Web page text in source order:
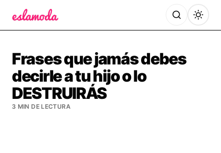
Frases que jamás debes
decirle a tu hijo o lo
DESTRUIRÁS
3 MIN DE LECTURA